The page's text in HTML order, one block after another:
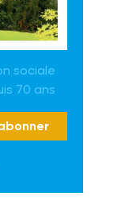
sociale
70 ans